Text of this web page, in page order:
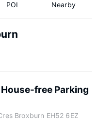
POI Nearby
free Parking
Broxburn EH52 6EZ